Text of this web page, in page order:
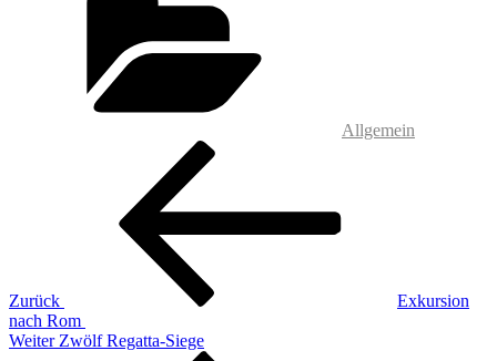
Allgemein
Beitragsnavigation
Zurück
Exkursion
nach Rom
Nächster
Weiter Zwölf Regatta-Siege